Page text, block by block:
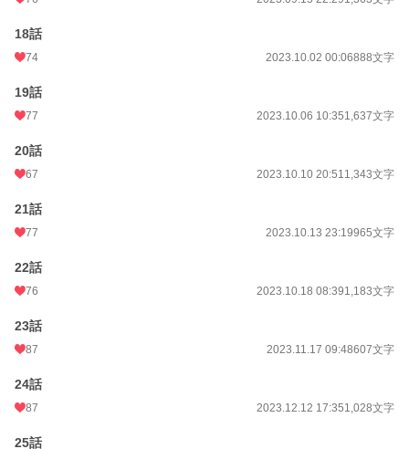
18話
74 2023.10.02 00:06888文字
19話
77 2023.10.06 10:351,637文字
20話
67 2023.10.10 20:511,343文字
21話
77 2023.10.13 23:19965文字
22話
76 2023.10.18 08:391,183文字
23話
87 2023.11.17 09:48607文字
24話
87 2023.12.12 17:351,028文字
25話